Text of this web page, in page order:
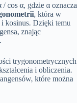
/ cos α, gdzie α oznacza
, która w
i kosinus. Dzięki temu
znając
trygonometrycznych
i obliczenia.
które można